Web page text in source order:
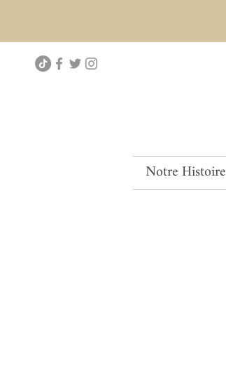
Notre Histoire